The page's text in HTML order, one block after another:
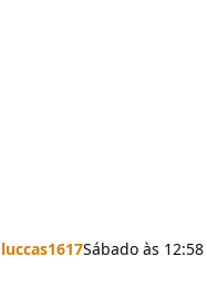
luccas1617Sábado às 12:58